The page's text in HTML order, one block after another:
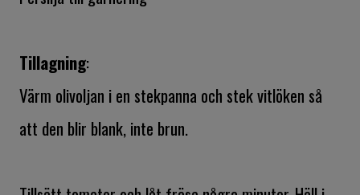
Tillagning:
Värm olivoljan i en stekpanna och stek vitlöken så
att den blir blank, inte brun.